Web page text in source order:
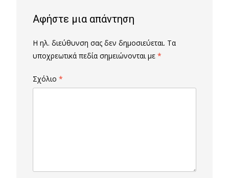
Αφήστε μια απάντηση
Η ηλ. διεύθυνση σας δεν δημοσιεύεται. Τα
υποχρεωτικά πεδία σημειώνονται με *
Σχόλιο *